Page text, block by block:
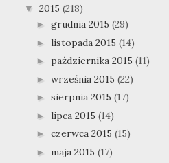
▼ 2015 (218)
► grudnia 2015 (29)
► listopada 2015 (14)
► października 2015 (11)
► września 2015 (22)
► sierpnia 2015 (17)
► lipca 2015 (14)
► czerwca 2015 (15)
► maja 2015 (17)